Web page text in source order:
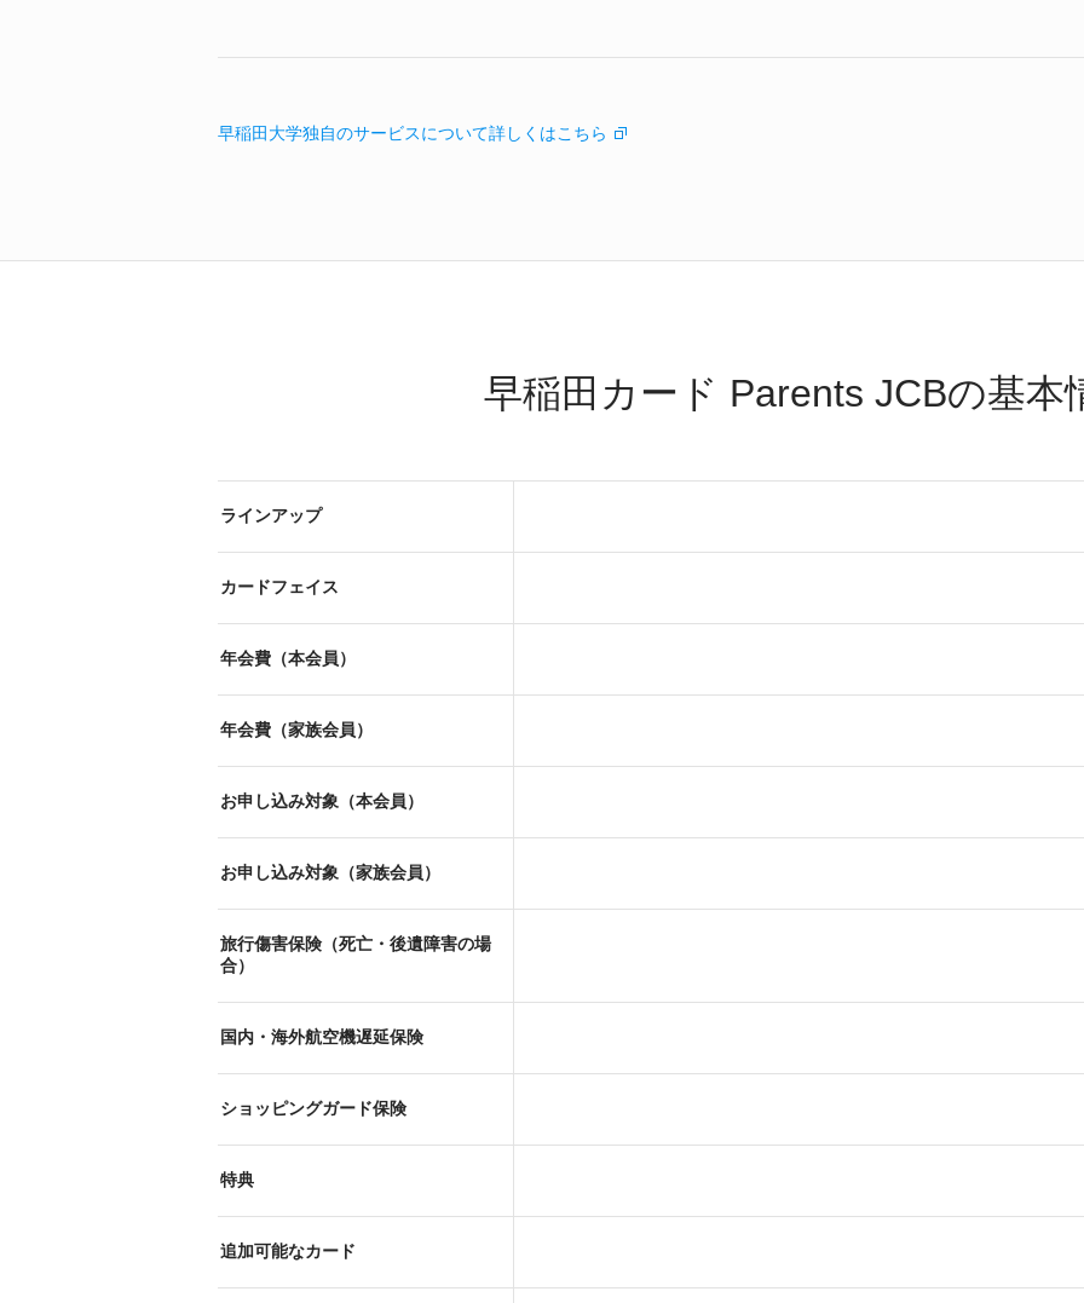
早稲田大学独自のサービスについて詳しくはこちら
早稲田カード Parents JCBの基本
ラインアップ
カードフェイス
年会費（本会員）
年会費（家族会員）
お申し込み対象（本会員）
お申し込み対象（家族会員）
旅行傷害保険（死亡・後遺障害の場
合）
国内・海外航空機遅延保険
ショッピングガード保険
特典
追加可能なカード